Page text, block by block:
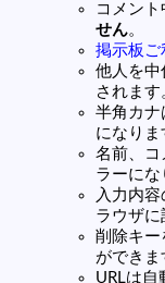
コメント
せん。
掲示板ご
他人を中
されます
半角カナ
になりま
名前、コ
ラーにな
入力内
ラウザに
削除キー
ができま
URLは自